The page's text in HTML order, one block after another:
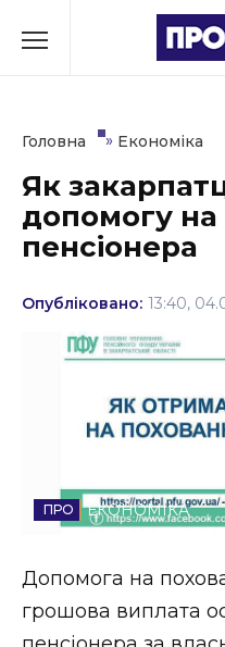
до
Культура
Освіта
Події
Політика
Соціум
Стиль життя
Втрачений
Головна » Економіка
Як
допомогу
пенсіонера
Опубліковано: 13:40,
ЕКОНОМІКА
Допомога на
грошова виплата